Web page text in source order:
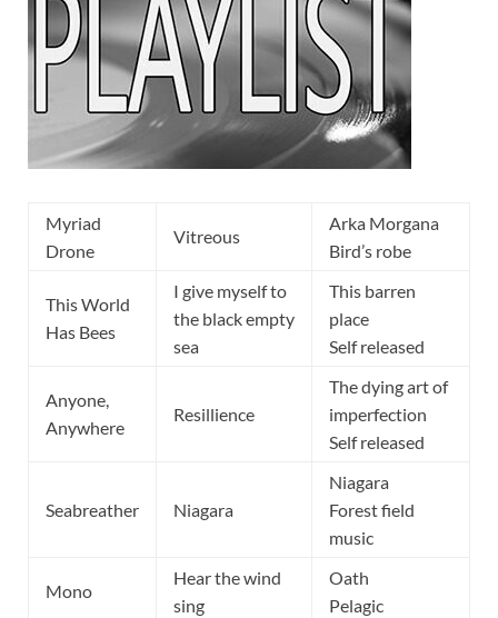
Myriad
Drone
Vitreous
Arka Morgana
Bird’s robe
This World
Has Bees
I give myself to
the black empty
sea
This barren
place
Self released
Anyone,
Anywhere
Resillience
The dying art of
imperfection
Self released
Seabreather Niagara
Niagara
Forest field
music
Mono
Hear the wind
sing
Oath
Pelagic